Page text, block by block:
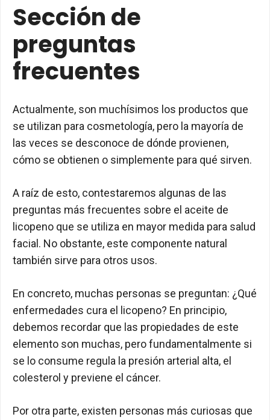
Sección de
preguntas
frecuentes
Actualmente, son muchísimos los productos que
se utilizan para cosmetología, pero la mayoría de
las veces se desconoce de dónde provienen,
cómo se obtienen o simplemente para qué sirven.
A raíz de esto, contestaremos algunas de las
preguntas más frecuentes sobre el aceite de
licopeno que se utiliza en mayor medida para salud
facial. No obstante, este componente natural
también sirve para otros usos.
En concreto, muchas personas se preguntan: ¿Qué
enfermedades cura el licopeno? En principio,
debemos recordar que las propiedades de este
elemento son muchas, pero fundamentalmente si
se lo consume regula la presión arterial alta, el
colesterol y previene el cáncer.
Por otra parte, existen personas más curiosas que